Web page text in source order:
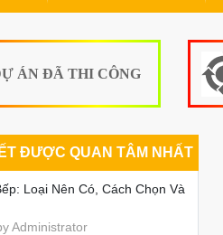
ÁN ĐÃ THI CÔNG
ĐƯỢC QUAN TÂM NHẤT
Loại Nên Có, Cách Chọn Và
Administrator